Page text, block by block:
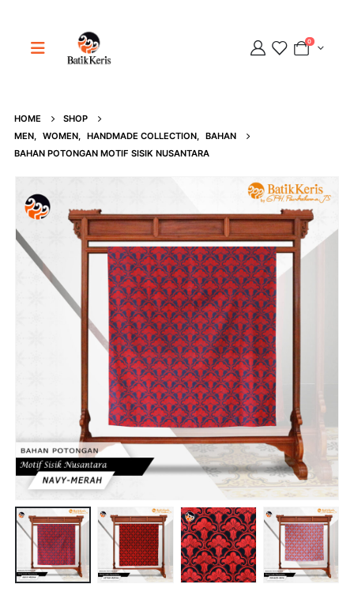
0
HOME
SHOP
MEN, WOMEN, HANDMADE COLLECTION, BAHAN
BAHAN POTONGAN MOTIF SISIK NUSANTARA
Adipati
Online